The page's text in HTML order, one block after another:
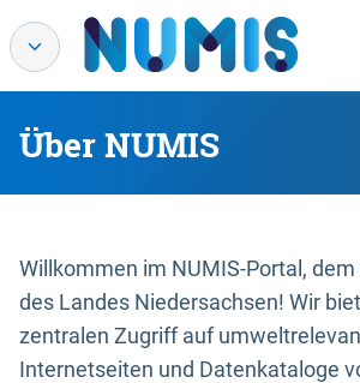
Über NUMIS
Willkommen im NUMIS-Portal,
des Landes Niedersachsen! Wir
zentralen Zugriff auf
Internetseiten und Datenkataloge